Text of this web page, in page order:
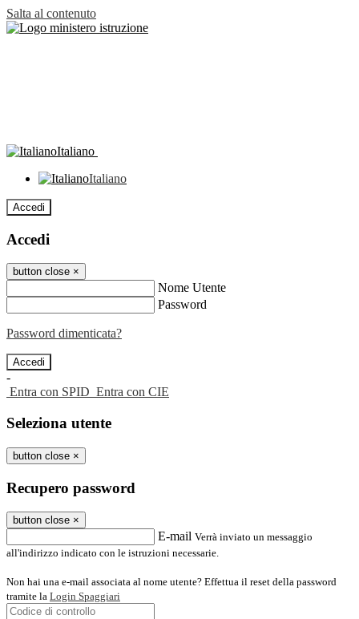
Salta al contenuto
Italiano
Italiano
Accedi
Accedi
button close ×
Nome Utente
Password
Password dimenticata?
-
Entra con SPID Entra con CIE
Seleziona utente
button close ×
Recupero password
button close ×
E-mail Verrà inviato un messaggio
all'indirizzo indicato con le istruzioni necessarie.
Non hai una e-mail associata al nome utente? Effettua il reset della password
tramite la Login Spaggiari